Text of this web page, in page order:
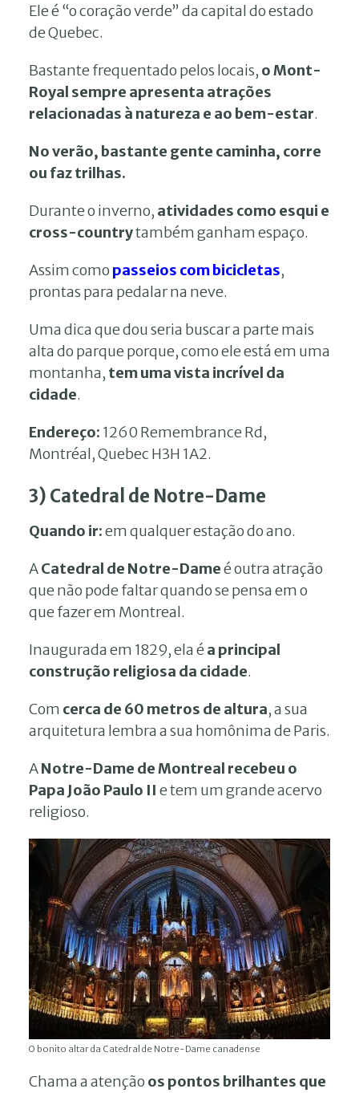
Ele é “o coração verde” da capital do estado
de Quebec.
Bastante frequentado pelos locais, o Mont-
Royal sempre apresenta atrações
relacionadas à natureza e ao bem-estar.
No verão, bastante gente caminha, corre
ou faz trilhas.
Durante o inverno, atividades como esqui e
cross-countrytambém ganham espaço.
Assim como passeios com bicicletas,
prontas para pedalar na neve.
Uma dica que dou seria buscar a parte mais
alta do parque porque, como ele está em uma
montanha, tem uma vista incrível da
cidade.
Endereço: 1260 Remembrance Rd,
Montréal, Quebec H3H 1A2.
3) Catedral de Notre-Dame
Quando ir:em qualquer estação do ano.
ACatedral de Notre-Dameé outra atração
que não pode faltar quando se pensa em o
que fazer em Montreal.
Inaugurada em 1829, ela éa principal
construção religiosa da cidade.
Com cerca de 60 metros de altura, a sua
arquitetura lembra a sua homônima de Paris.
ANotre-Dame de Montreal recebeu o
Papa João Paulo II e tem um grande acervo
religioso.
O bonito altar da Catedral de Notre-Dame canadense
Chama a atenção os pontos brilhantes que